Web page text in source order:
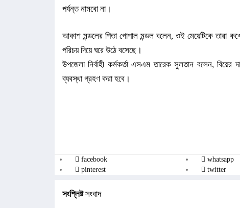
পর্যন্ত নামবো না।
আকাশ মন্ডলের পিতা গোপাল মন্ডল বলেন, ওই মেয়েটিকে তারা
পরিচয় দিয়ে ঘরে উঠে বসেছে।
উপজেলা নির্বাহী কর্মকর্তা এসএম তারেক সুলতান বলেন,
ব্যবস্থা গ্রহণ করা হবে।
facebook whatsapp
pinterest
twitter
সংশ্লিষ্টসংবাদ